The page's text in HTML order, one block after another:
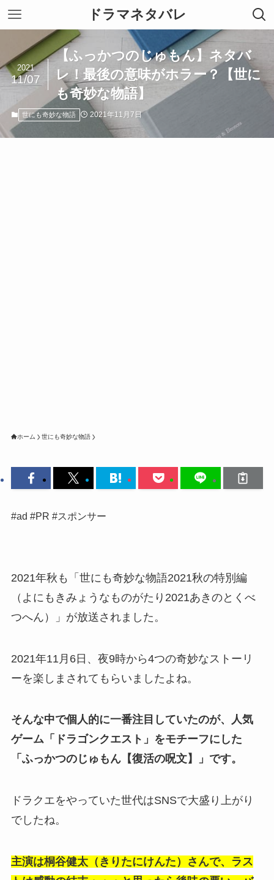
ドラマネタバレ
【ふっかつのじゅもん】ネタバ
レ！最後の意味がホラー？【世に
も奇妙な物語】
2021
11/07
世にも奇妙な物語 2021年11月7日
ホーム 世にも奇妙な物語
#ad #PR #スポンサー
2021年秋も 「 世にも奇妙な物語2021秋の特別編
（よにもきみょうなものがたり2021あきのとくべ
つへん）
」が放送されました。
2021年11月6日、夜9時から4つの奇妙なストーリ
ーを楽しまされてもらいましたよね。
そんな中で個人的に一番注目していたのが、人気
ゲーム「ドラゴンクエスト」をモチーフにした
「ふっかつのじゅもん【復活の呪文】」です。
ドラクエをやっていた世代はSNSで大盛り上がり
でしたね。
主演は桐谷健太（きりたにけんた）さんで、ラス